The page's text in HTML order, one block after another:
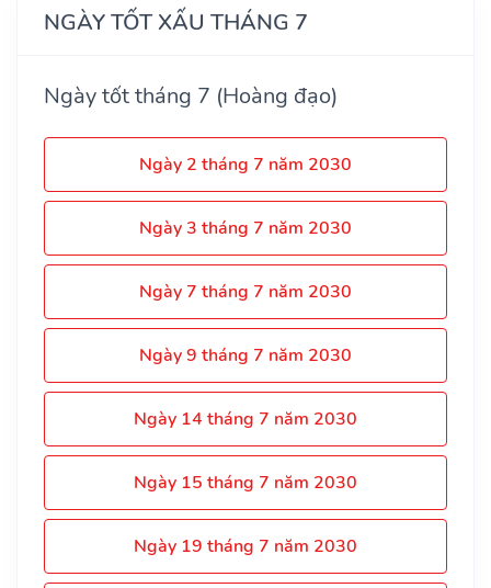
NGÀY TỐT XẤU THÁNG 7
Ngày tốt tháng 7 (Hoàng đạo)
Ngày 2 tháng 7 năm 2030
Ngày 3 tháng 7 năm 2030
Ngày 7 tháng 7 năm 2030
Ngày 9 tháng 7 năm 2030
Ngày 14 tháng 7 năm 2030
Ngày 15 tháng 7 năm 2030
Ngày 19 tháng 7 năm 2030